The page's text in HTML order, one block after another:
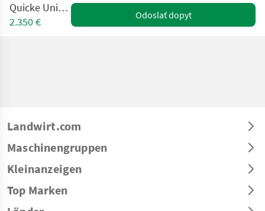
Quicke Unigrip 160
2.350 €
Odoslať dopyt
Landwirt.com
Maschinengruppen
Kleinanzeigen
Top Marken